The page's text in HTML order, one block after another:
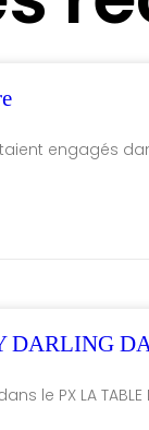
engagés
DARLING
le PX LA TABLE